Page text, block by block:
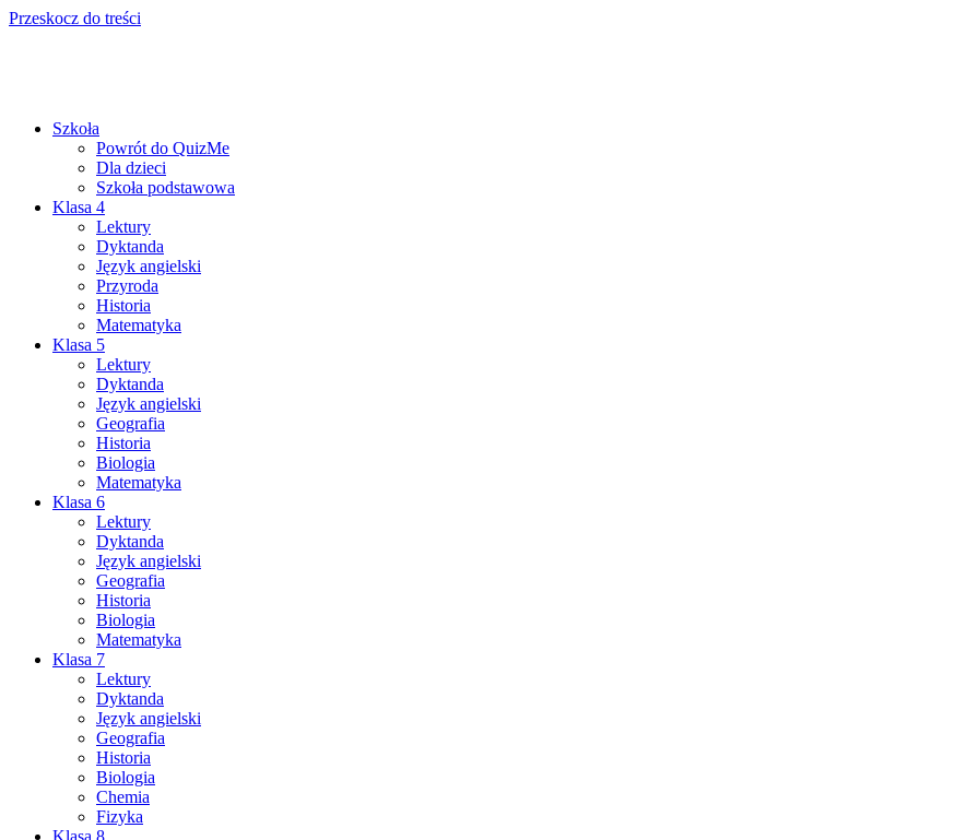
Przeskocz do treści
Szkoła
Powrót do QuizMe
Dla dzieci
Szkoła podstawowa
Klasa 4
Lektury
Dyktanda
Język angielski
Przyroda
Historia
Matematyka
Klasa 5
Lektury
Dyktanda
Język angielski
Geografia
Historia
Biologia
Matematyka
Klasa 6
Lektury
Dyktanda
Język angielski
Geografia
Historia
Biologia
Matematyka
Klasa 7
Lektury
Dyktanda
Język angielski
Geografia
Historia
Biologia
Chemia
Fizyka
Klasa 8